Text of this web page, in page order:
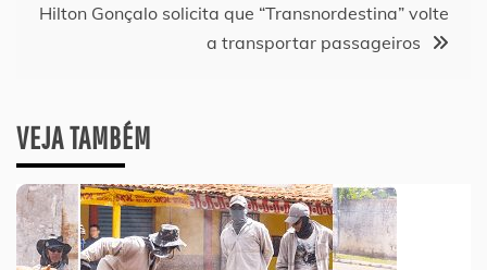
Hilton Gonçalo solicita que “Transnordestina” volte
a transportar passageiros
VEJA TAMBÉM